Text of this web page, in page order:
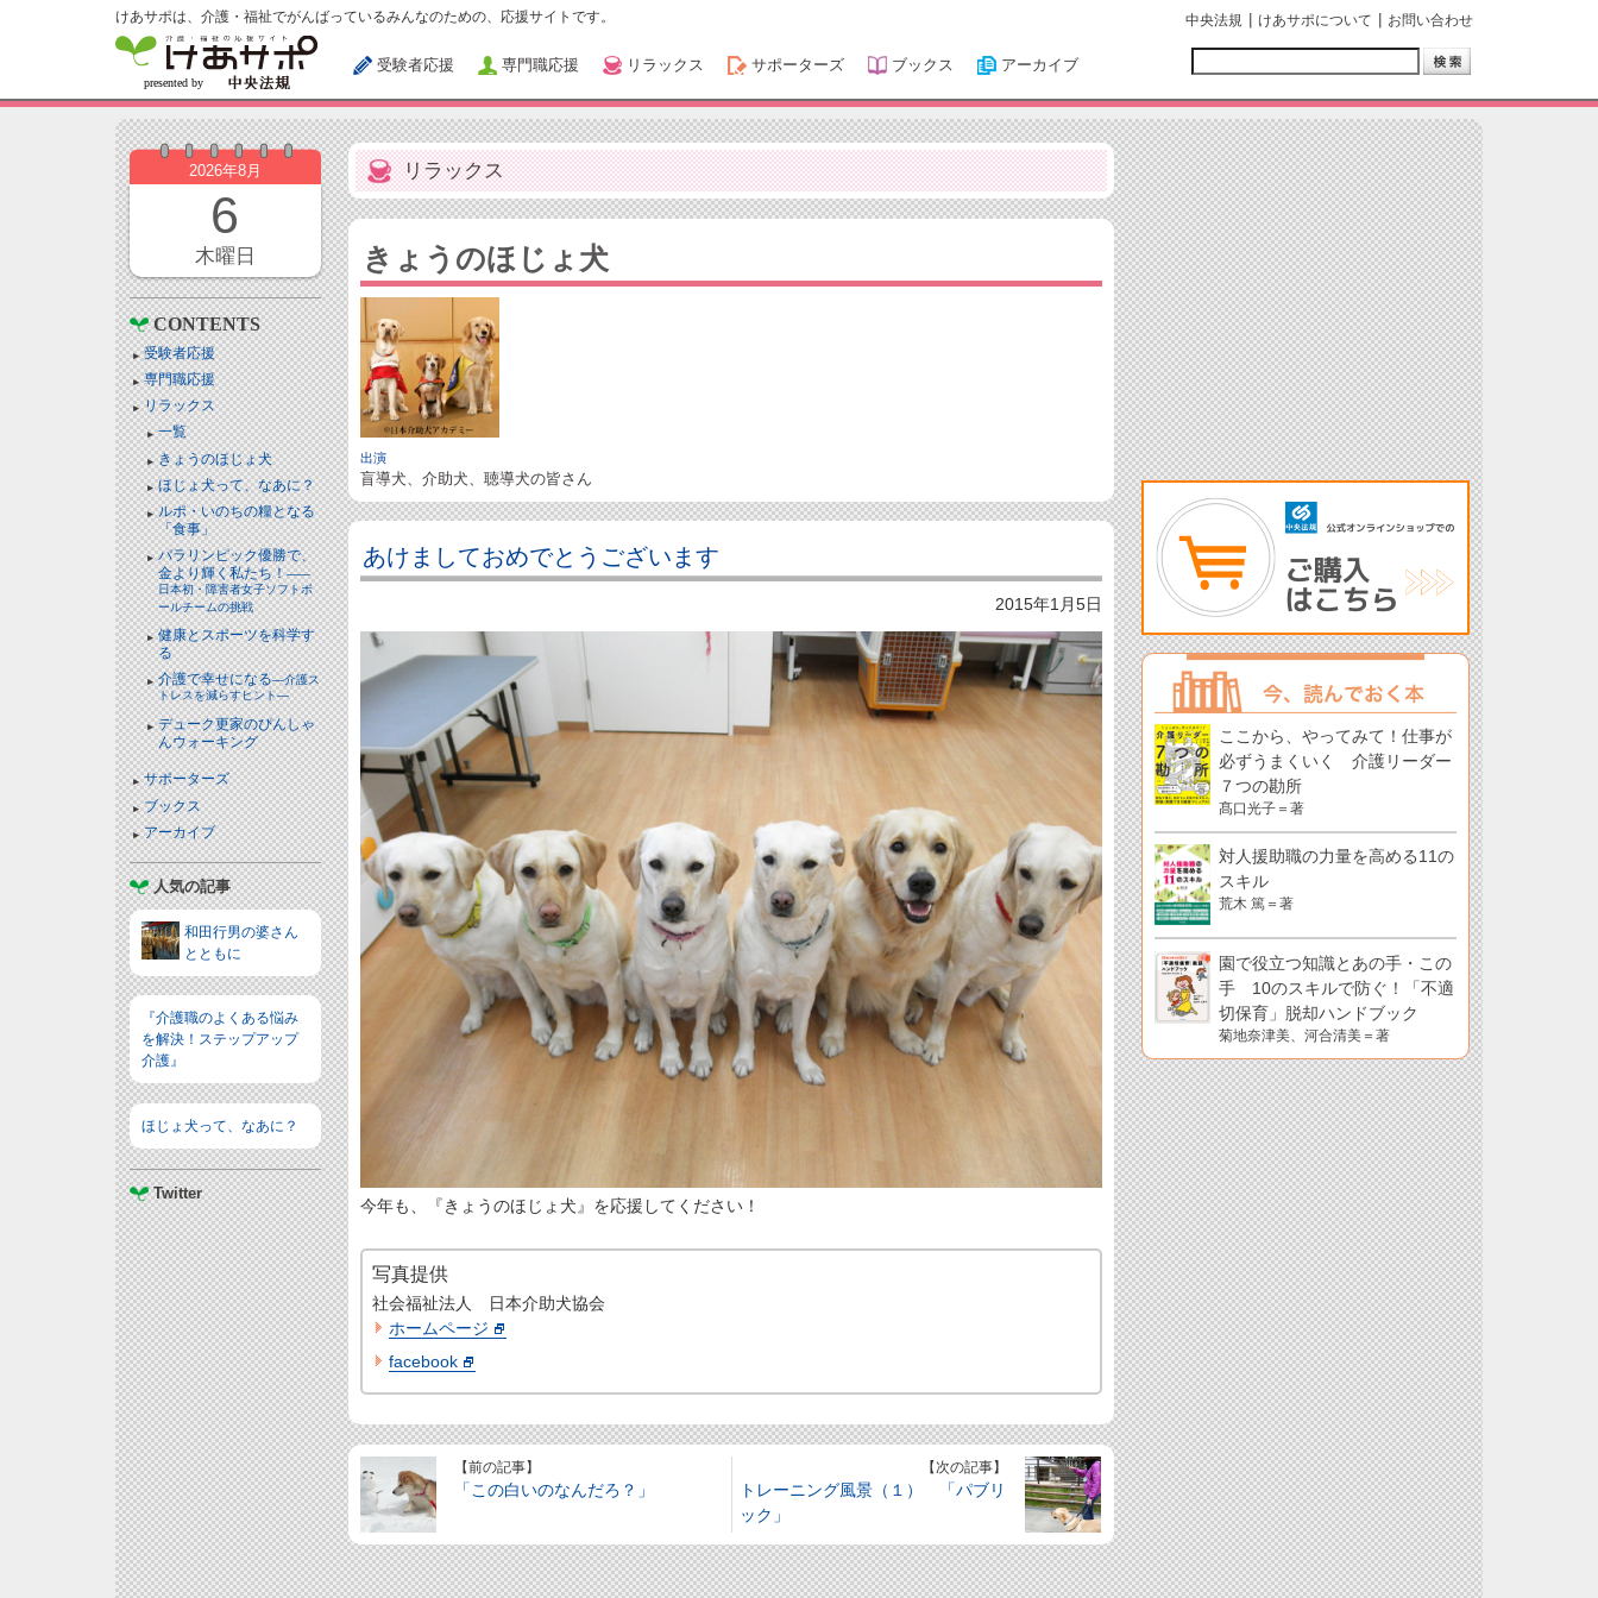
けあサポは、介護・福祉でがんばっているみんなのための、応援サイトです。
受験者応援 専門職応援 リラックス サポーターズ ブックス アーカイブ
中央法規 けあサポについて お問い合わせ
2026年8月
6
木曜日
CONTENTS
受験者応援
専門職応援
リラックス
一覧
きょうのほじょ犬
ほじょ犬って、なあに？
ルポ・いのちの糧となる
「食事」
パラリンピック優勝で、
金より輝く私たち！――
日本初・障害者女子ソフトボ
ールチームの挑戦
健康とスポーツを科学す
る
介護で幸せになる―介護ス
トレスを減らすヒント―
デューク更家のぴんしゃ
んウォーキング
サポーターズ
ブックス
アーカイブ
人気の記事
和田行男の婆さん
とともに
『介護職のよくある悩み
を解決！ステップアップ
介護』
ほじょ犬って、なあに？
Twitter
リラックス
きょうのほじょ犬
出演
盲導犬、介助犬、聴導犬の皆さん
あけましておめでとうございます
2015年1月5日
今年も、『きょうのほじょ犬』を応援してください！
写真提供
社会福祉法人 日本介助犬協会
ホームページ
facebook
【前の記事】
「この白いのなんだろ？」
【次の記事】
トレーニング風景（１） 「パブリ
ック」
ここから、やってみて！仕事が
必ずうまくいく 介護リーダー
７つの勘所
髙口光子＝著
対人援助職の力量を高める11の
スキル
荒木 篤＝著
園で役立つ知識とあの手・この
手 10のスキルで防ぐ！「不適
切保育」脱却ハンドブック
菊地奈津美、河合清美＝著